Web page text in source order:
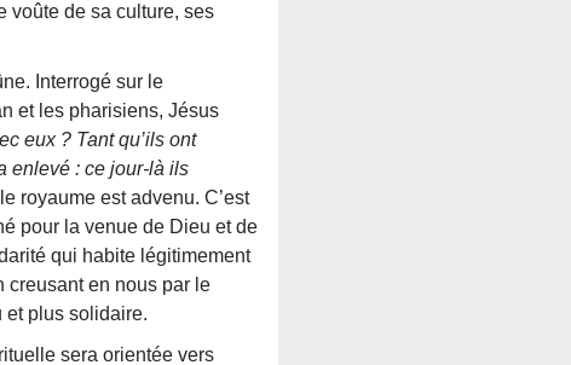
voûte de sa culture, ses
Interrogé sur le
et les pharisiens, Jésus
eux ? Tant qu’ils ont
enlevé : ce jour-là ils
royaume est advenu. C’est
pour la venue de Dieu et de
qui habite légitimement
creusant en nous par le
et plus solidaire.
sera orientée vers